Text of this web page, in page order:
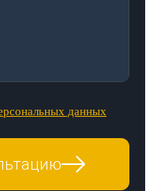
данных